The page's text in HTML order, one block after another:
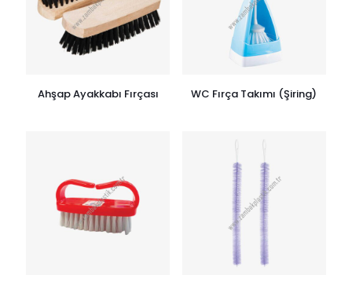
Ahşap Ayakkabı Fırçası WC Fırça Takımı (Şiring)